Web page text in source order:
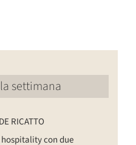
settimana
RICATTO
con due